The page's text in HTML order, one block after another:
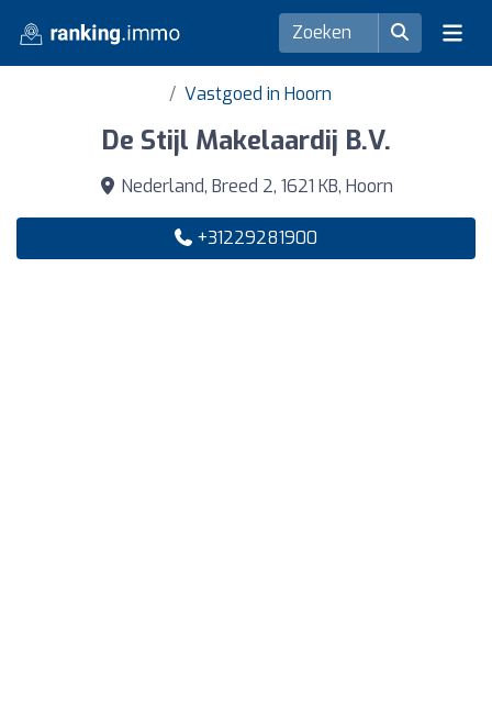
Vastgoed in Hoorn
De Stijl Makelaardij B.V.
Nederland, Breed 2, 1621 KB, Hoorn
+31229281900